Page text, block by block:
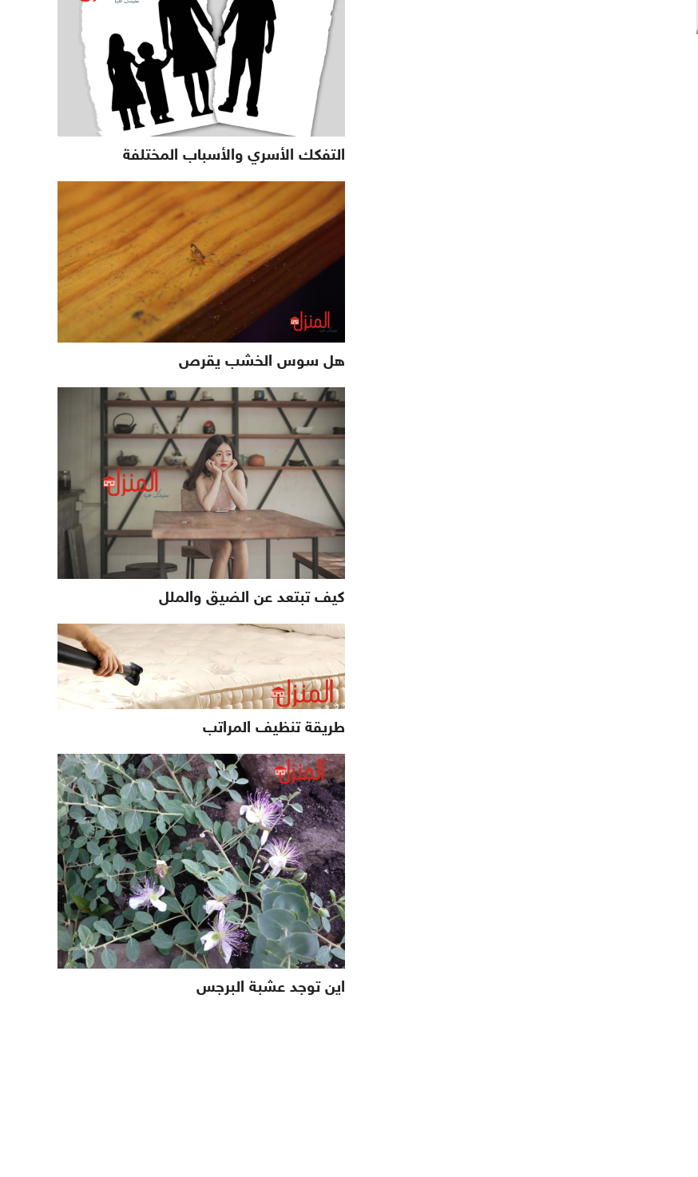
التفكك الأسري والأسباب المختلفة
هل سوس الخشب يقرص
كيف تبتعد عن الضيق والملل
طريقة تنظيف المراتب
اين توجد عشبة البرجس